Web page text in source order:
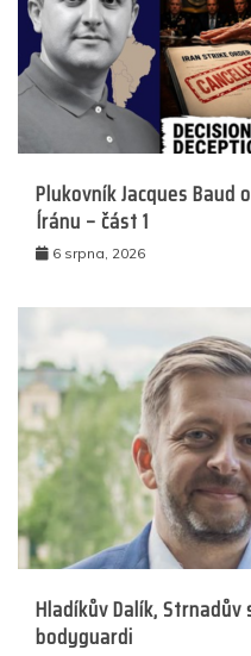
Plukovník Jacques Baud
Íránu – část 1
6 srpna, 2026
Hladíkův Dalík, Strnadův
bodyguardi